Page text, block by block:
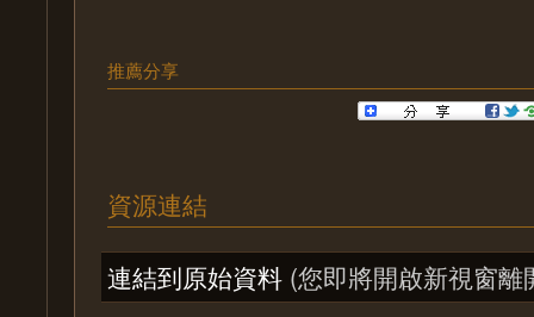
推薦分享
資源連結
連結到原始資料 (您即將開啟新視窗離